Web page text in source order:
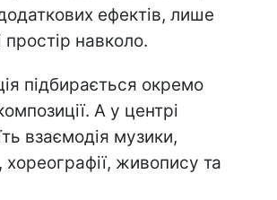
ефектів, лише
простір навколо.
підбирається окремо
А у центрі
взаємодія музики,
хореографії, живопису та